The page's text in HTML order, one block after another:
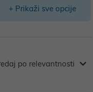
+ Prikaži sve opcije
po relevantnosti